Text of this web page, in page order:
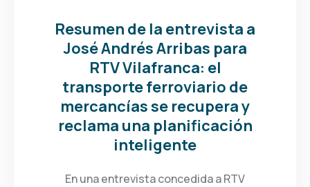
Resumen de la entrevista a
José Andrés Arribas para
RTV Vilafranca: el
transporte ferroviario de
mercancías se recupera y
reclama una planificación
inteligente
En una entrevista concedida a RTV